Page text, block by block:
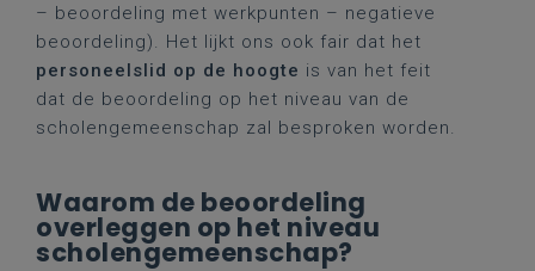
– beoordeling met werkpunten – negatieve
beoordeling). Het lijkt ons ook fair dat het
personeelslid op de hoogte is van het feit
dat de beoordeling op het niveau van de
scholengemeenschap zal besproken worden.
Waarom de beoordeling
overleggen op het niveau
scholengemeenschap?